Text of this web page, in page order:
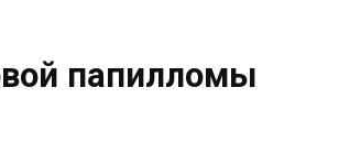
папилломы